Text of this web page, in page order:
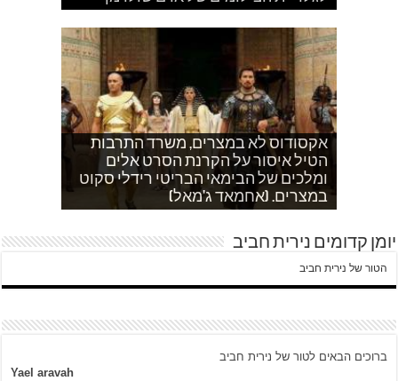
אקסודוס לא במצרים, משרד התרבות
הטיל איסור על הקרנת הסרט אלים
ומלכים של הבימאי הבריטי רידלי סקוט
במצרים. (אחמאד ג'מאל)
אחמד כותב על השאלה שעולה במצרים
לגבי הסכמי קמפ דויד
איך הפכתי לטרוריסט. עדות שסיפר לי
ח'אדר בבית לחם.
עוד בוקר בדרך לגן…סובחייה כותבת ד"ש
מהחיים בין המחסומים במזרח ירושלים
לאדם אני משתדלת לא לספר כלום
וכשיש ירי
אחהצ שקט באום לייסון, בשעות בין
ערביים צור באהר נשקפת פסטורלית
היום לא היו כאן עימותים.
יומן קדומים נירית חביב
הטור של נירית חביב
ברוכים הבאים לטור של נירית חביב
Yael aravah